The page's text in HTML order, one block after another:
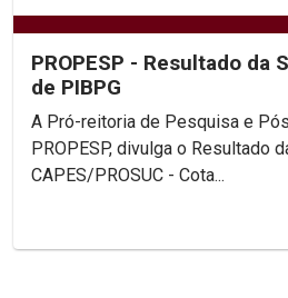
PROPESP - Resultado da
de PIBPG
A Pró-reitoria de Pesquisa e
PROPESP, divulga o Resultado
CAPES/PROSUC - Cota...